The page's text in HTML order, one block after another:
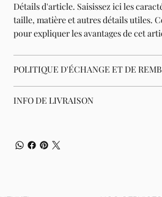
Détails d'article. Saisissez ici les
taille, matière et autres détails utiles.
pour expliquer les avantages de cet
POLITIQUE D'ÉCHANGE ET DE
INFO DE LIVRAISON